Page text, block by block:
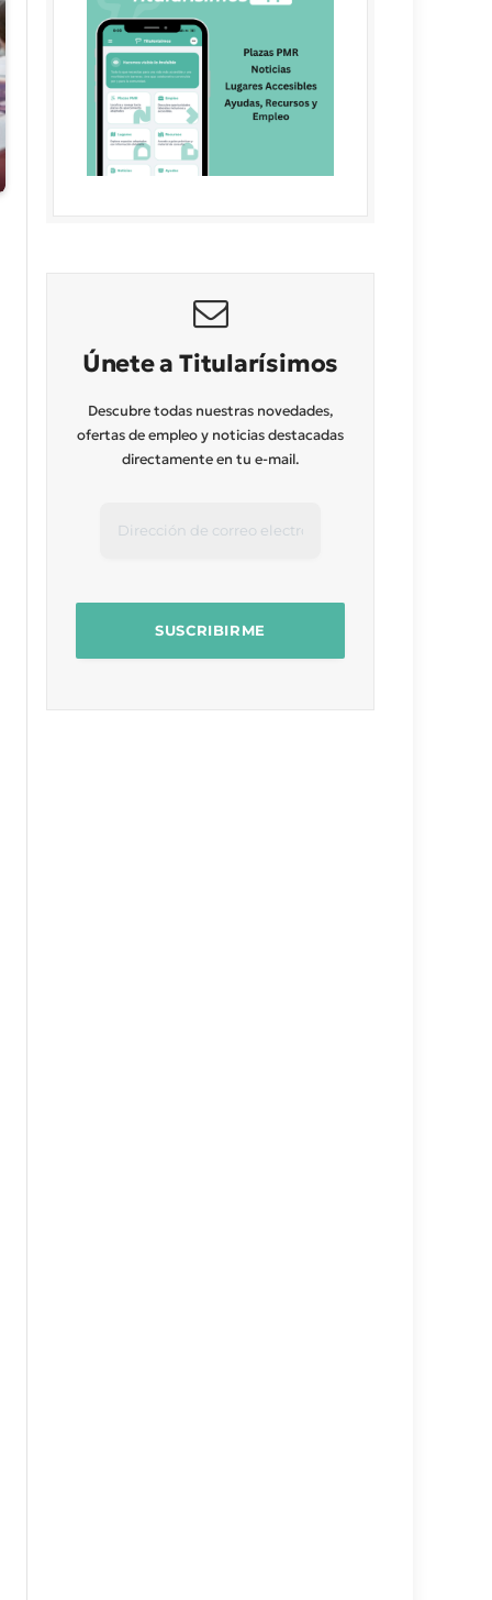
Únete a Titularísimos
Descubre todas nuestras novedades,
ofertas de empleo y noticias destacadas
directamente en tu e-mail.